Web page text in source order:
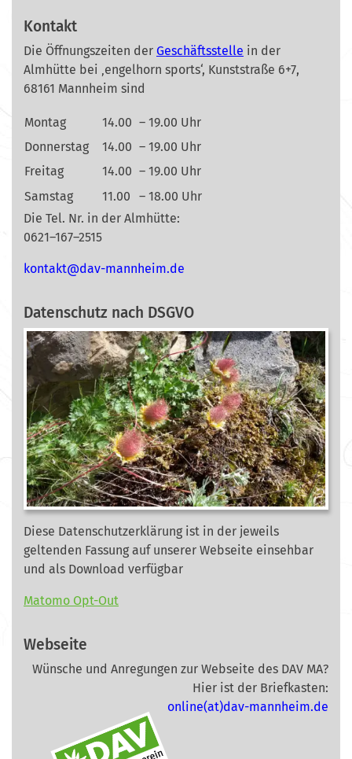
Kontakt
Die Öffnungszeiten der Geschäftsstelle in der
Almhütte bei ‚engelhorn sports‘, Kunststraße 6+7,
68161 Mannheim sind
Montag 14.00 – 19.00 Uhr
Donnerstag
14.00 – 19.00 Uhr
Freitag
14.00 – 19.00 Uhr
Samstag
11.00
– 18.00 Uhr
Die Tel. Nr. in der Almhütte:
0621–167–2515
ed.mi
ehnna
m-vad
@tkat
nok
Datenschutz nach DSGVO
Diese Datenschutzerklärung ist in der jeweils
geltenden Fassung auf unserer Webseite einsehbar
und als Download verfügbar
Matomo Opt-Out
Webseite
Wünsche und Anregungen zur Webseite des DAV MA?
Hier ist der Briefkasten:
online(at)dav-mannheim.de